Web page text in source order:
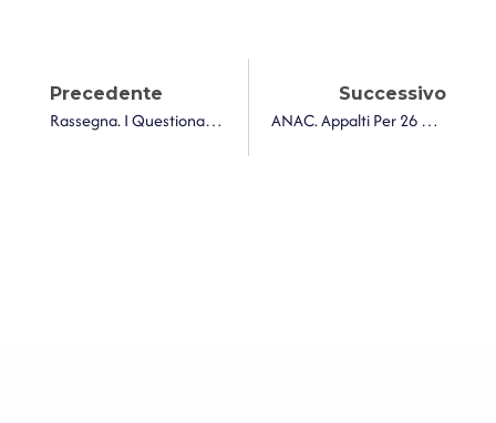
Precedente
Rassegna. I Questionari Alla Corte Conti, Efficienza Ed Efficacia Del Sistema Dei Controlli Interni Ed Esterni Negli Enti Locali
Successivo
ANAC. Appalti Per 26 Miliardi Di Euro Nel 2023 Da Parte Dei 745 Comuni Con Più Di 15.000 Abitanti